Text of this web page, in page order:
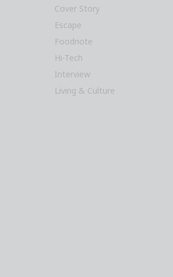
Cover Story
Escape
Foodnote
Hi-Tech
Interview
Living & Culture